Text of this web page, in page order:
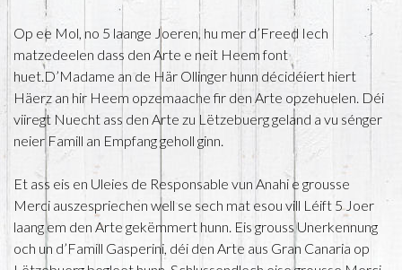
Op ee Mol, no 5 laange Joeren, hu mer d’Freed Iech
matzedeelen dass den Arte e neit Heem font
huet.D’Madame an de Här Ollinger hunn décidéiert hiert
Häerz an hir Heem opzemaache fir den Arte opzehuelen. Déi
viiregt Nuecht ass den Arte zu Lëtzebuerg geland a vu sénger
neier Famill an Empfang geholl ginn.
Et ass eis en Uleies de Responsable vun Anahi e grousse
Merci auszespriechen well se sech mat esou vill Léift 5 Joer
laang em den Arte gekëmmert hunn. Eis grouss Unerkennung
och un d’Famill Gasperini, déi den Arte aus Gran Canaria op